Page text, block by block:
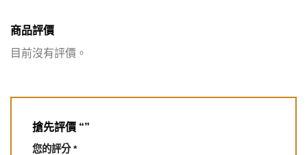
商品評價
目前沒有評價。
搶先評價 “”
您的評分*